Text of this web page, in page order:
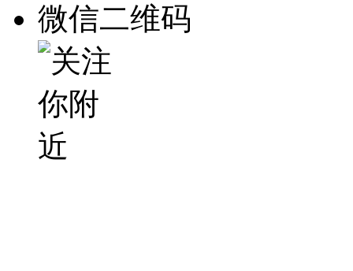
微信二维码